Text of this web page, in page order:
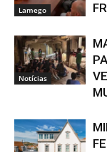
Lamego
Notícias